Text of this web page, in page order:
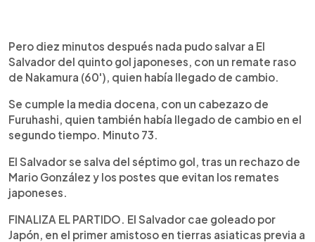
Pero diez minutos después nada pudo salvar a El
Salvador del quinto gol japoneses, con un remate raso
de Nakamura (60'), quien había llegado de cambio.
Se cumple la media docena, con un cabezazo de
Furuhashi, quien también había llegado de cambio en el
segundo tiempo. Minuto 73.
El Salvador se salva del séptimo gol, tras un rechazo de
Mario González y los postes que evitan los remates
japoneses.
FINALIZA EL PARTIDO. El Salvador cae goleado por
Japón, en el primer amistoso en tierras asiaticas previa a